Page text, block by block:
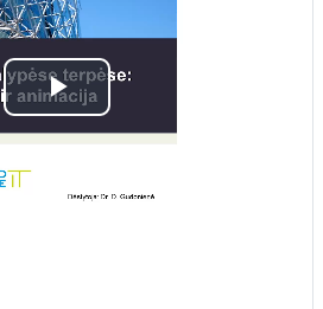
Atskaņot